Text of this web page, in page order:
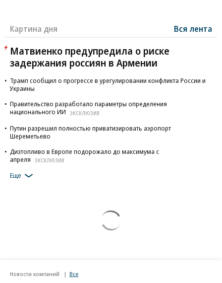
Картина дня Вся лента
Матвиенко предупредила о риске
задержания россиян в Армении
Трамп сообщил о прогрессе в урегулировании конфликта России и
Украины
Правительство разработало параметры определения
национального ИИ
ЭКСКЛЮЗИВ
Путин разрешил полностью приватизировать аэропорт
Шереметьево
Дизтопливо в Европе подорожало до максимума с
апреля
ЭКСКЛЮЗИВ
Еще
Новости компаний Все